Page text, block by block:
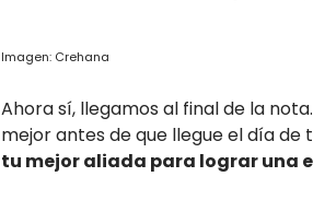
Imagen: Crehana
Ahora sí, llegamos al final de la
mejor antes de que llegue el día de
tu mejor aliada para lograr una